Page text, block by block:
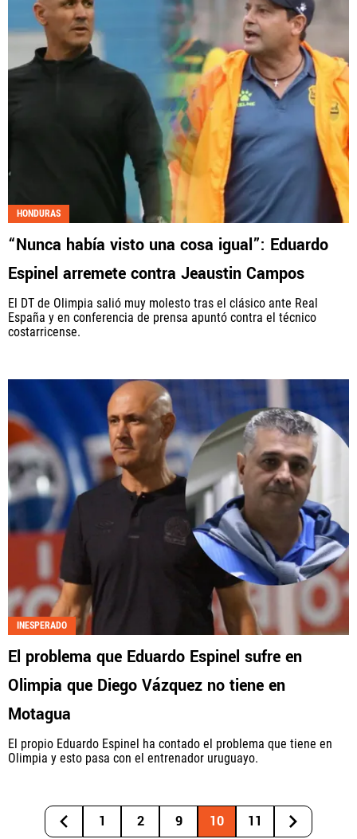
HONDURAS
“Nunca había visto una cosa igual”: Eduardo
Espinel arremete contra Jeaustin Campos
El DT de Olimpia salió muy molesto tras el clásico ante Real
España y en conferencia de prensa apuntó contra el técnico
costarricense.
INESPERADO
El problema que Eduardo Espinel sufre en
Olimpia que Diego Vázquez no tiene en
Motagua
El propio Eduardo Espinel ha contado el problema que tiene en
Olimpia y esto pasa con el entrenador uruguayo.
1 2 9 10 11